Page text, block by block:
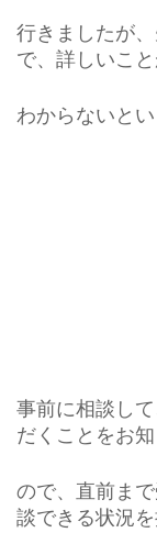
行きましたが
で、詳しいこ
わからないと
事前に相談し
だくことをお
ので、直前ま
談できる状況